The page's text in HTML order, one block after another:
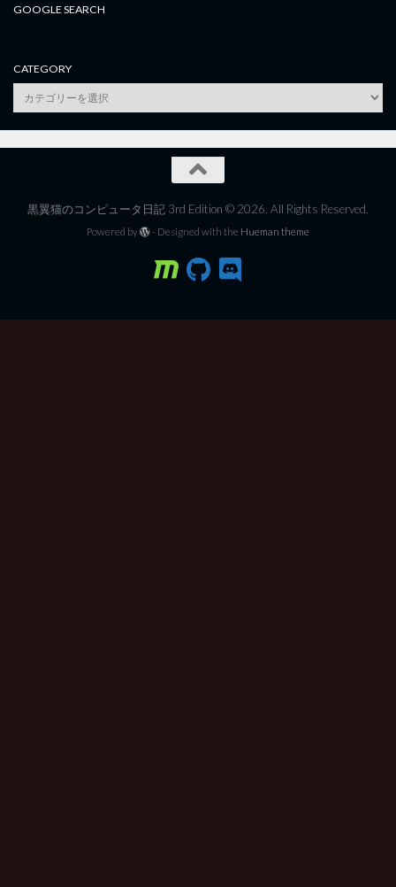
GOOGLE SEARCH
CATEGORY
category
黒翼猫のコンピュータ日記 3rd Edition © 2026. All Rights Reserved.
Powered by - Designed with the Hueman theme